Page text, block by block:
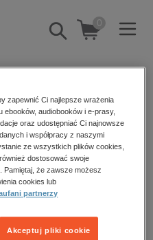
Pokaż/schowaj
wyszukiwarkę
0
wnętrz
Filtrowanie
zapewnić Ci najlepsze wrażenia
audiobooków i e-prasy,
oraz udostępniać Ci najnowsze
i współpracy z naszymi
ze wszystkich plików cookies,
dostosować swoje
Pamiętaj, że zawsze możesz
cookies lub
partnerzy
Akceptuj pliki cookie